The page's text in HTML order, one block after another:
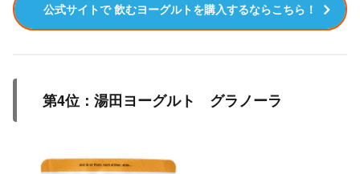
公式サイトで 飲むヨーグルトを購入するならこちら！
第4位：湯田ヨーグルト グラノーラ